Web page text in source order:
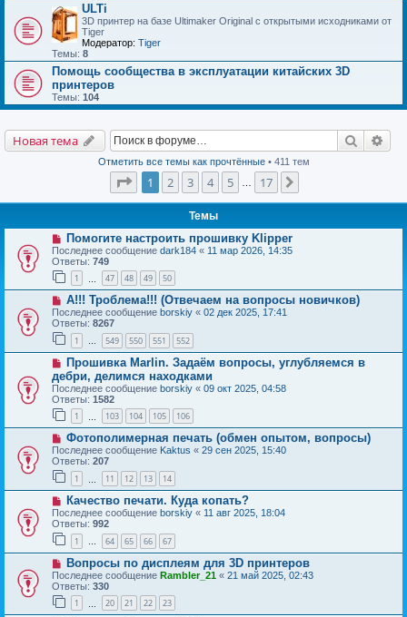
ULTi
3D принтер на базе Ultimaker Original с открытыми исходниками от
Tiger
Модератор: Tiger
Темы: 8
Помощь сообщества в эксплуатации китайских 3D
принтеров
Темы: 104
Новая тема Поиск
Отметить все темы как прочтённые• 411 тем
Страница1 из
1 2 3 4 5 17
Темы
Помогите настроить прошивку Klipper
Последнее сообщение dark184 « 11 мар 2026, 14:35
Ответы: 749
1 47 48 49 50
А!!! Троблема!!! (Отвечаем на вопросы новичков)
Последнее сообщение borskiy « 02 дек 2025, 17:41
Ответы: 8267
1 … 549 550 551 552
Прошивка Marlin. Задаём вопросы, углубляемся в
дебри, делимся находками
Последнее сообщение borskiy « 09 окт 2025, 04:58
Ответы: 1582
1 103 104 105 106
Фотополимерная печать (обмен опытом, вопросы)
Последнее сообщение Kaktus « 29 сен 2025, 15:40
Ответы: 207
1 11 12 13 14
Качество печати. Куда копать?
Последнее сообщение borskiy « 11 авг 2025, 18:04
Ответы: 992
1 … 64 65 66 67
Вопросы по дисплеям для 3D принтеров
Последнее сообщение Rambler_21 « 21 май 2025, 02:43
Ответы: 330
1 20 21 22 23